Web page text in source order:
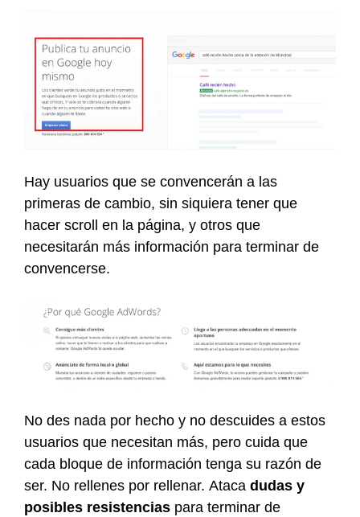
Hay usuarios que se convencerán a las
primeras de cambio, sin siquiera tener que
hacer scroll en la página, y otros que
necesitarán más información para terminar de
convencerse.
No des nada por hecho y no descuides a estos
usuarios que necesitan más, pero cuida que
cada bloque de información tenga su razón de
ser. No rellenes por rellenar. Ataca dudas y
posibles resistencias para terminar de